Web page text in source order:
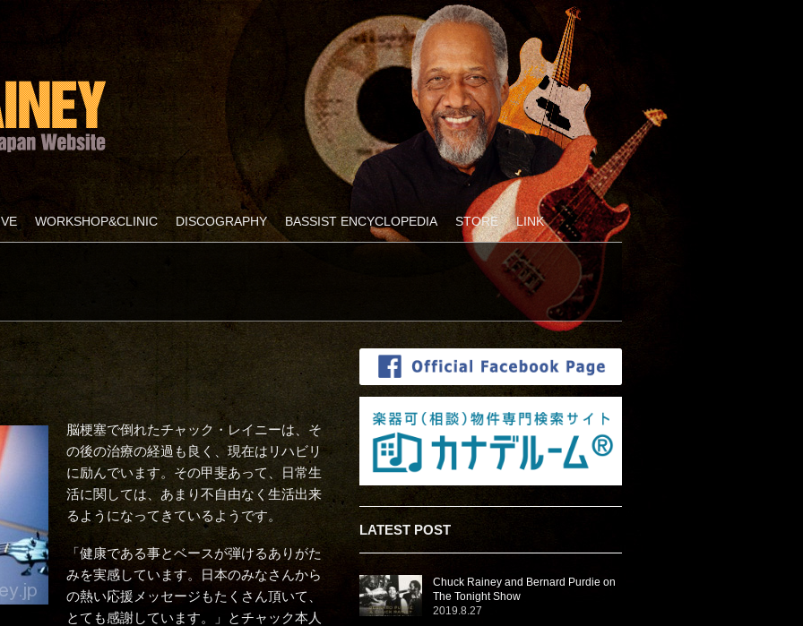
WORKSHOP&CLINIC DISCOGRAPHY BASSIST ENCYCLOPEDIA STORE LINK
脳梗塞で倒れたチャック・レイニーは、そ
の後の治療の経過も良く、現在はリハビリ
に励んでいます。その甲斐あって、日常生
活に関しては、あまり不自由なく生活出来
るようになってきているようです。
「健康である事とベースが弾けるありがた
みを実感しています。日本のみなさんから
の熱い応援メッセージもたくさん頂いて、
とても感謝しています。」とチャック本人
LATEST POST
Chuck Rainey and Bernard Purdie on
The Tonight Show
2019.8.27